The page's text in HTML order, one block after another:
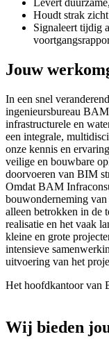
Levert
Houdt strak
Signaleert tijdig
Jouw
In een snel
ingenieursbureau
infrastructurele en
een integrale,
onze kennis en
veilige en bouwbare
doorvoeren van BIM
Omdat BAM
bouwonderneming
alleen betrokken in de
realisatie en het vaak
kleine en grote
intensieve
uitvoering van het
Het hoofdkantoor van
Wij bieden